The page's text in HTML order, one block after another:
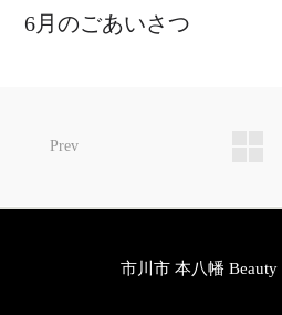
6月のごあいさつ
Prev
市川市 本八幡 Beauty